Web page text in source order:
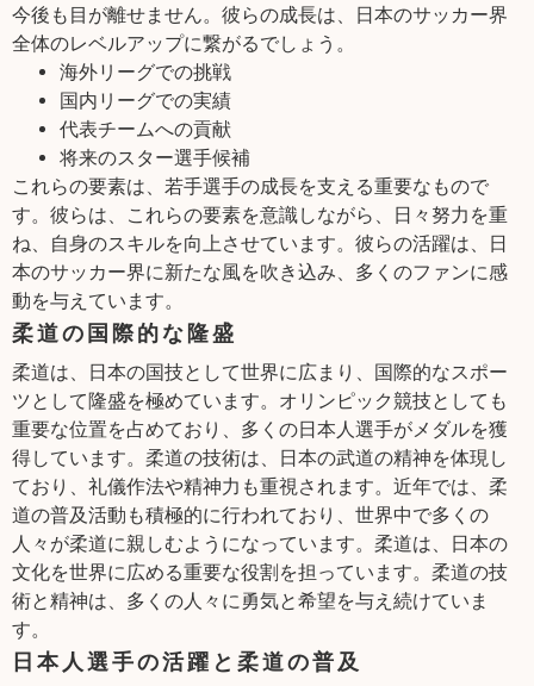
今後も目が離せません。彼らの成長は、日本のサッカー界
全体のレベルアップに繋がるでしょう。
海外リーグでの挑戦
国内リーグでの実績
代表チームへの貢献
将来のスター選手候補
これらの要素は、若手選手の成長を支える重要なもので
す。彼らは、これらの要素を意識しながら、日々努力を重
ね、自身のスキルを向上させています。彼らの活躍は、日
本のサッカー界に新たな風を吹き込み、多くのファンに感
動を与えています。
柔道の国際的な隆盛
柔道は、日本の国技として世界に広まり、国際的なスポー
ツとして隆盛を極めています。オリンピック競技としても
重要な位置を占めており、多くの日本人選手がメダルを獲
得しています。柔道の技術は、日本の武道の精神を体現し
ており、礼儀作法や精神力も重視されます。近年では、柔
道の普及活動も積極的に行われており、世界中で多くの
人々が柔道に親しむようになっています。柔道は、日本の
文化を世界に広める重要な役割を担っています。柔道の技
術と精神は、多くの人々に勇気と希望を与え続けていま
す。
日本人選手の活躍と柔道の普及